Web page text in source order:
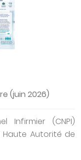
(juin 2026)
Infirmier (CNPI)
Autorité de